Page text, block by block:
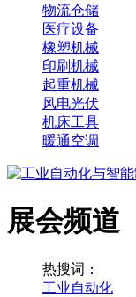
物流仓储
医疗设备
橡塑机械
印刷机械
起重机械
风电光伏
机床工具
暖通空调
展会频道
热搜词：
工业自动化